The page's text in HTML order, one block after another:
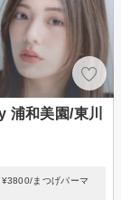
和美園/東川
¥3800/まつげパーマ